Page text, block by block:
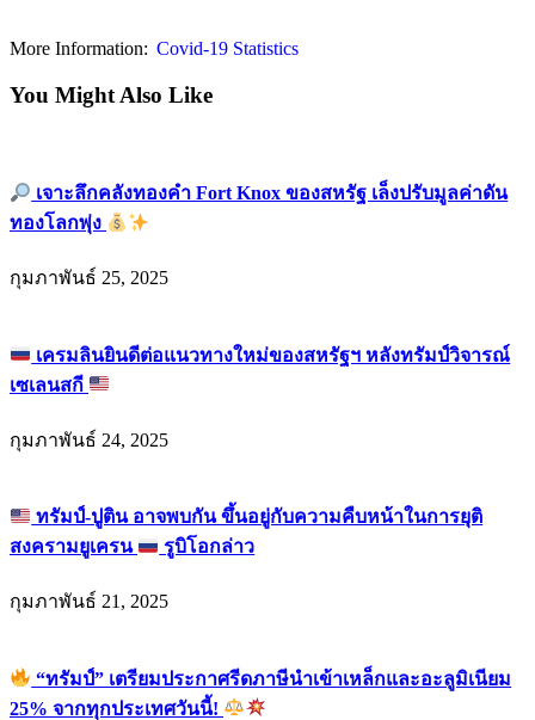
More Information: Covid-19 Statistics
You Might Also Like
เจาะลึกคลังทองคำ Fort Knox ของสหรัฐ เล็งปรับมูลค่าดัน
ทองโลกพุ่ง
กุมภาพันธ์ 25, 2025
เครมลินยินดีต่อแนวทางใหม่ของสหรัฐฯ หลังทรัมป์วิจารณ์
เซเลนสกี
กุมภาพันธ์ 24, 2025
ทรัมป์-ปูติน อาจพบกัน ขึ้นอยู่กับความคืบหน้าในการยุติ
สงครามยูเครน
รูบิโอกล่าว
กุมภาพันธ์ 21, 2025
“ทรัมป์” เตรียมประกาศรีดภาษีนำเข้าเหล็กและอะลูมิเนียม
25% จากทุกประเทศวันนี้!